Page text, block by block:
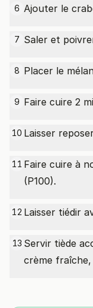
6 Ajouter le
7 Saler et
8 Placer le
9 Faire cuire 2
10 Laisser
11 Faire cuire à
(P100).
12 Laisser tiédir
13 Servir tiède
crème